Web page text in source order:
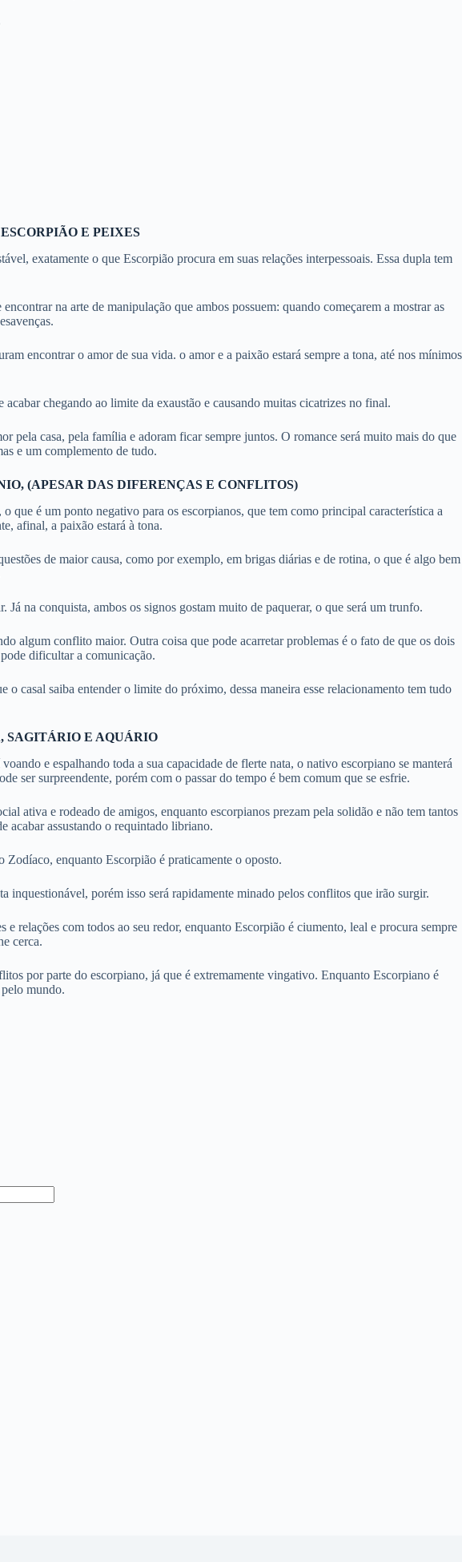
E PEIXES
exatamente o que Escorpião procura em suas relações interpessoais. Essa dupla tem
na arte de manipulação que ambos possuem: quando começarem a mostrar as
encontrar o amor de sua vida. o amor e a paixão estará sempre a tona, até nos mínimos
chegando ao limite da exaustão e causando muitas cicatrizes no final.
pela casa, pela família e adoram ficar sempre juntos. O romance será muito mais do que
e um complemento de tudo.
(APESAR DAS DIFERENÇAS E CONFLITOS)
que é um ponto negativo para os escorpianos, que tem como principal característica a
afinal, a paixão estará à tona.
de maior causa, como por exemplo, em brigas diárias e de rotina, o que é algo bem
na conquista, ambos os signos gostam muito de paquerar, o que será um trunfo.
algum conflito maior. Outra coisa que pode acarretar problemas é o fato de que os dois
dificultar a comunicação.
casal saiba entender o limite do próximo, dessa maneira esse relacionamento tem tudo
SAGITÁRIO E AQUÁRIO
e espalhando toda a sua capacidade de flerte nata, o nativo escorpiano se manterá
ser surpreendente, porém com o passar do tempo é bem comum que se esfrie.
ativa e rodeado de amigos, enquanto escorpianos prezam pela solidão e não tem tantos
acabar assustando o requintado libriano.
Zodíaco, enquanto Escorpião é praticamente o oposto.
inquestionável, porém isso será rapidamente minado pelos conflitos que irão surgir.
relações com todos ao seu redor, enquanto Escorpião é ciumento, leal e procura sempre
cerca.
por parte do escorpiano, já que é extremamente vingativo. Enquanto Escorpiano é
mundo.